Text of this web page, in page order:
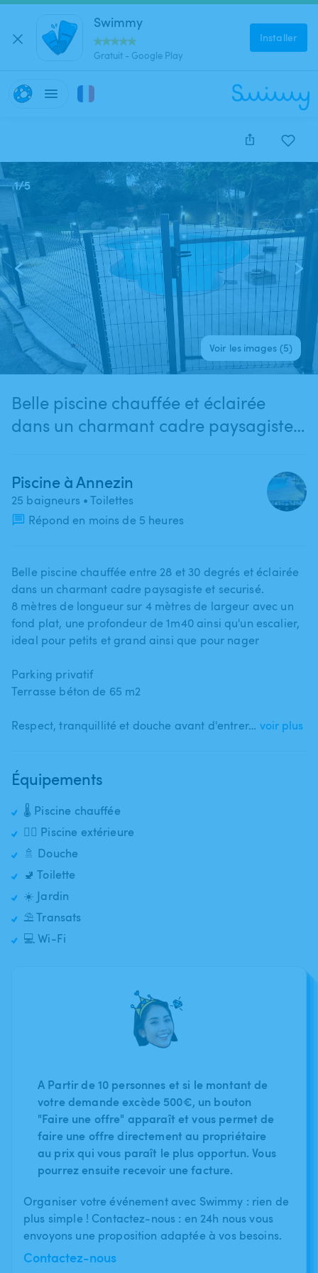
Swimmy
Gratuit - Google Play
Installer
1/5
Voir les images (5)
Belle piscine chauffée et éclairée
dans un charmant cadre paysagiste
Piscine à Annezin
25 baigneurs • Toilettes
Répond en moins de 5 heures
Belle piscine chauffée entre 28 et 30 degrés et éclairée
dans un charmant cadre paysagiste et securisé.
8 mètres de longueur sur 4 mètres de largeur avec un
fond plat​,​ une profondeur de 1m40 ainsi qu'un escalier​,​
ideal pour petits et grand ainsi que pour nager
Parking privatif
Terrasse béton de 65 m2
Respect​,​ tranquillité et douche avant d'entrer… voir plus
Équipements
🌡️ Piscine chauffée
🏊‍♂️ Piscine extérieure
🚿 Douche
🚽 Toilette
☀️ Jardin
⛱️ Transats
💻 Wi-Fi
A Partir de 10 personnes et si le montant de
votre demande excède 500€, un bouton
"Faire une offre" apparaît et vous permet de
faire une offre directement au propriétaire
au prix qui vous paraît le plus opportun. Vous
pourrez ensuite recevoir une facture.
Organiser votre événement avec Swimmy : rien de
plus simple ! Contactez-nous : en 24h nous vous
envoyons une proposition adaptée à vos besoins.
Contactez-nous